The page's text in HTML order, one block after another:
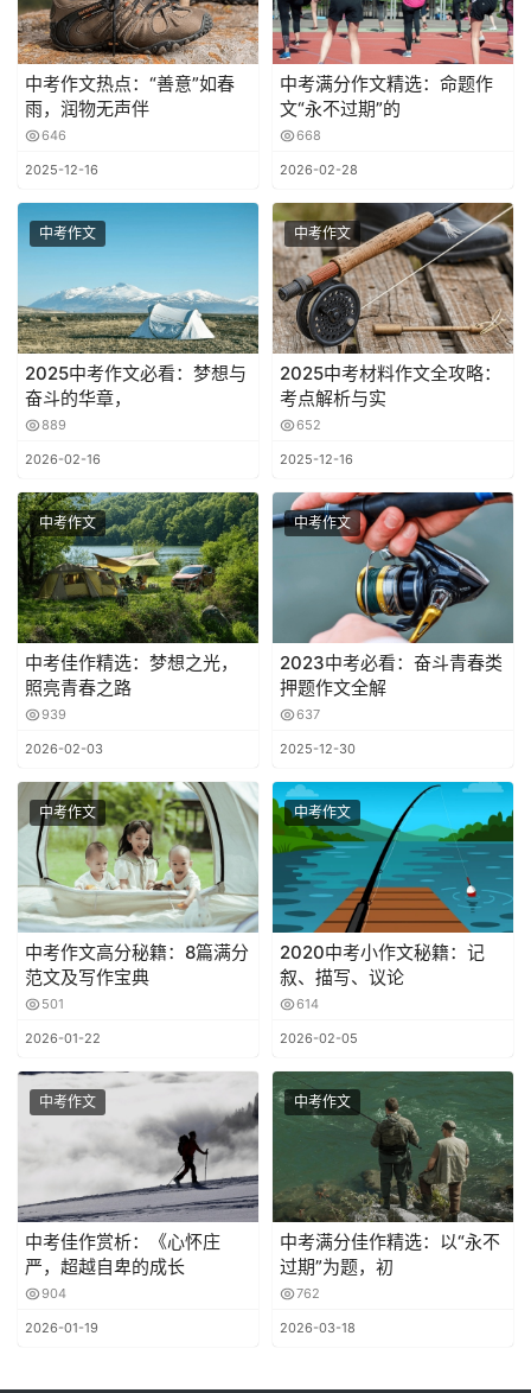
中考作文热点：“善意”如春
雨，润物无声伴
646
2025-12-16
中考满分作文精选：命题作
文“永不过期”的
668
2026-02-28
中考作文
2025中考作文必看：梦想与
奋斗的华章，
889
2026-02-16
中考作文
2025中考材料作文全攻略：
考点解析与实
652
2025-12-16
中考作文
中考佳作精选：梦想之光，
照亮青春之路
939
2026-02-03
中考作文
2023中考必看：奋斗青春类
押题作文全解
637
2025-12-30
中考作文
中考作文高分秘籍：8篇满分
范文及写作宝典
501
2026-01-22
中考作文
2020中考小作文秘籍：记
叙、描写、议论
614
2026-02-05
中考作文
中考佳作赏析：《心怀庄
严，超越自卑的成长
904
2026-01-19
中考作文
中考满分佳作精选：以“永不
过期”为题，初
762
2026-03-18